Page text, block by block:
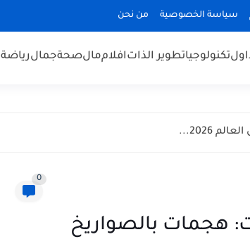
سياسة الخصوصية من نحن
تكنولوجياتطوير الذاتافلاممالصحةجمالرياضة
2026...
0
هجمات بالصواريخ